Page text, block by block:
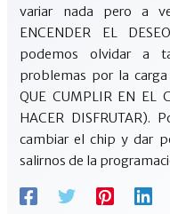
variar nada pero a
ENCENDER EL
podemos olvidar a
problemas por la
QUE CUMPLIR EN EL
HACER DISFRUTAR).
cambiar el chip y dar
salirnos de la